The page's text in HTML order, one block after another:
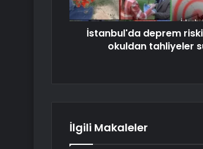
İstanbul'da deprem
okuldan tahliyeler
İlgili Makaleler